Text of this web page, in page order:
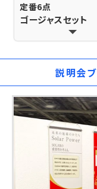
定番6点
ゴージャスセット
説明会